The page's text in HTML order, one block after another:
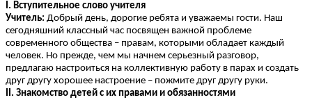
I. Вступительное слово учителя
Учитель: Добрый день, дорогие ребята и уважаемы гости. Наш
сегодняшний классный час посвящен важной проблеме
современного общества – правам, которыми обладает каждый
человек. Но прежде, чем мы начнем серьезный разговор,
предлагаю настроиться на коллективную работу в парах и создать
друг другу хорошее настроение – пожмите друг другу руки.
II. Знакомство детей с их правами и обязанностями